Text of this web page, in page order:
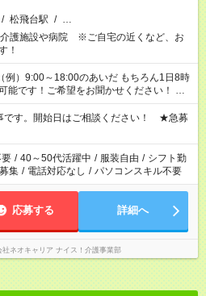
/ 松飛台駅 / …
介護施設や病院 ※ご自宅の近くなど、お
！
例）9:00～18:00のあいだ もちろん1日8時
能です！ご希望をお聞かせください！ ★
必要な場合も遠慮なくご相談ください。
勤務が必要です
です。開始日はご相談ください！ ★急募
要 / 40～50代活躍中 / 服装自由 / シフト勤
集 / 電話対応なし / パソコンスキル不要
応募する 詳細へ
社ネオキャリア ナイス！介護事業部